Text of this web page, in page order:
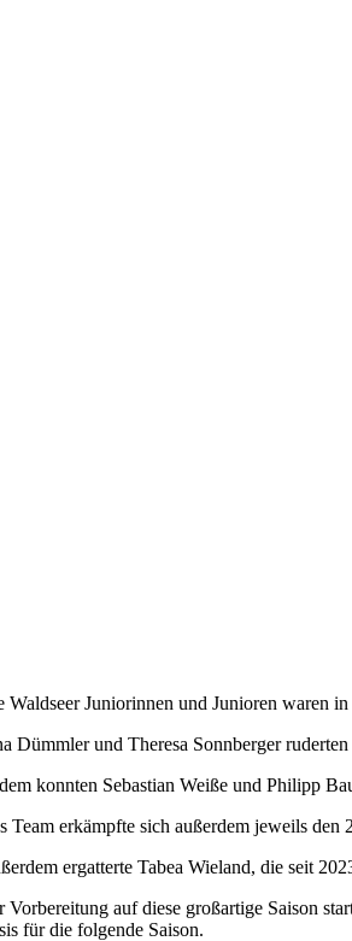
Waldseer Juniorinnen und Junioren waren
Dümmler und Theresa Sonnberger
konnten Sebastian Weiße und Philipp
Team erkämpfte sich außerdem jeweils
ergatterte Tabea Wieland, die seit
Vorbereitung auf diese großartige Saison
für die folgende Saison.